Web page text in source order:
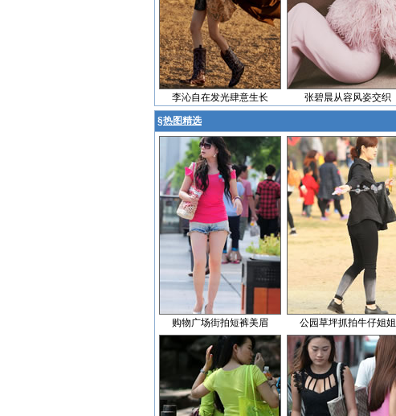
李沁自在发光肆意生长 张碧晨从容风姿交织
§热图精选
购物广场街拍短裤美眉 公园草坪抓拍牛仔姐姐